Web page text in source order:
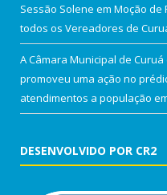
Sessão Solene em Moção
todos os Vereadores de
A Câmara Municipal de
promoveu uma ação no
atendimentos a população
DESENVOLVIDO POR CR2